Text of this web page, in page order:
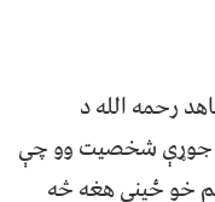
رحمه الله د
جوړې شخصیت وو چې
خو ځینې هغه څه